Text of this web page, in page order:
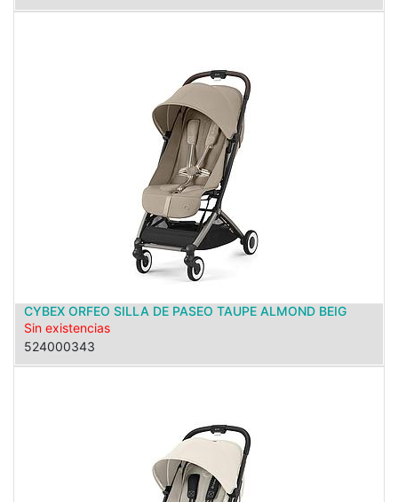
CYBEX ORFEO SILLA DE PASEO TAUPE ALMOND BEIG
Sin existencias
524000343